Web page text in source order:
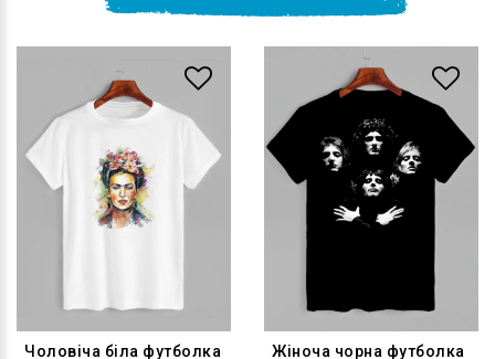
Чоловіча біла футболка
Жіноча чорна футболка